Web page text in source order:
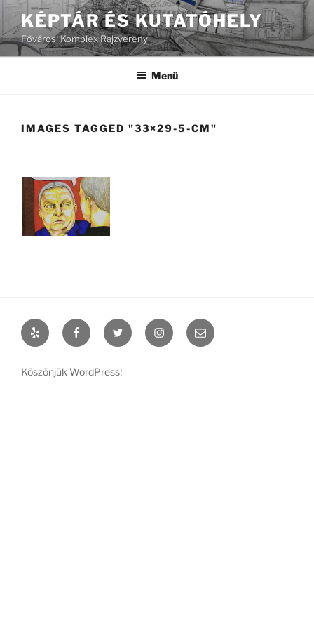
Tartalomhoz
KÉPTÁR ÉS KUTATÓHELY
Fővárosi Komplex Rajzvereny
Menü
IMAGES TAGGED "33×29-5-CM"
Yelp FacebookTwitter InstagramEmail
Köszönjük WordPress!